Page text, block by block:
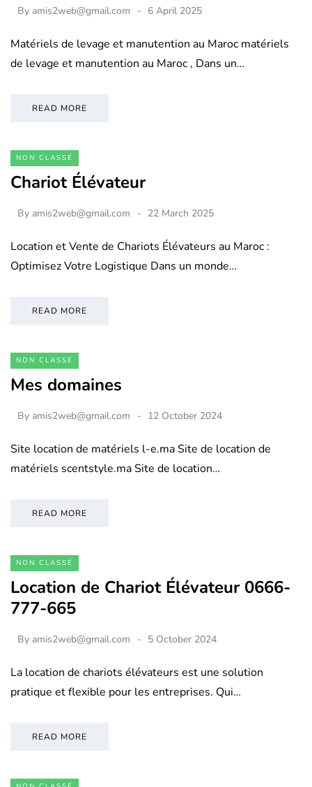
By amis2web@gmail.com 6 April 2025
Matériels de levage et manutention au Maroc matériels
de levage et manutention au Maroc , Dans un…
READ MORE
NON CLASSÉ
Chariot Élévateur
By amis2web@gmail.com 22 March 2025
Location et Vente de Chariots Élévateurs au Maroc :
Optimisez Votre Logistique Dans un monde…
READ MORE
NON CLASSÉ
Mes domaines
By amis2web@gmail.com 12 October 2024
Site location de matériels l-e.ma Site de location de
matériels scentstyle.ma Site de location…
READ MORE
NON CLASSÉ
Location de Chariot Élévateur 0666-
777-665
By amis2web@gmail.com 5 October 2024
La location de chariots élévateurs est une solution
pratique et flexible pour les entreprises. Qui…
READ MORE